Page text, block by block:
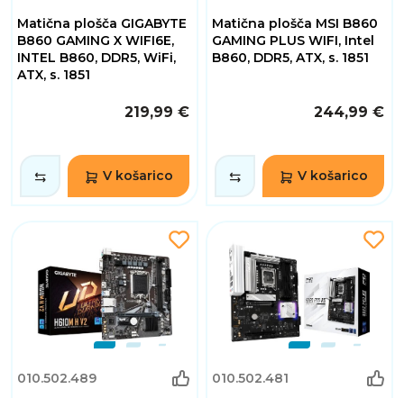
Matična plošča GIGABYTE
B860 GAMING X WIFI6E,
INTEL B860, DDR5, WiFi,
ATX, s. 1851
219,99 €
V košarico
Matična plošča MSI B860
GAMING PLUS WIFI, Intel
B860, DDR5, ATX, s. 1851
244,99 €
V košarico
010.502.489 010.502.481